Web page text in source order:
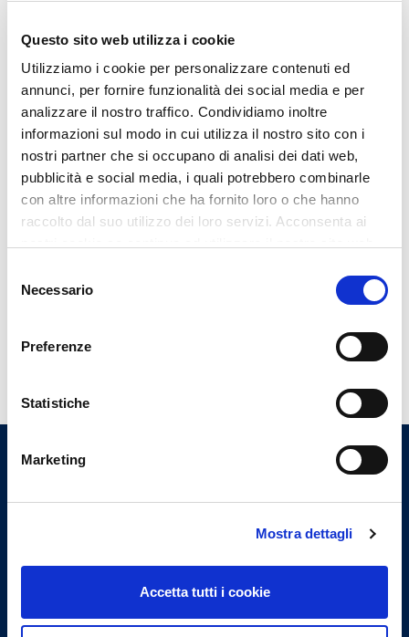
Questo sito web utilizza i cookie
Utilizziamo i cookie per personalizzare contenuti ed
annunci, per fornire funzionalità dei social media e per
analizzare il nostro traffico. Condividiamo inoltre
informazioni sul modo in cui utilizza il nostro sito con i
nostri partner che si occupano di analisi dei dati web,
pubblicità e social media, i quali potrebbero combinarle
con altre informazioni che ha fornito loro o che hanno
raccolto dal suo utilizzo dei loro servizi. Acconsenta ai
delNecessario
Preferenze
Statistiche
Marketing
Mostra dettagli
Accetta tutti i cookie
Ordine dei Medici Chirurghi e
degli Odontoiatri di Savona
Indirizzi email
Email Segreteria